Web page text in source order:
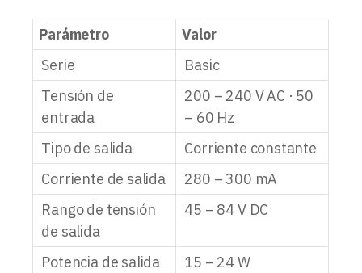
Parámetro
Valor
Serie
Basic
Tensión de
entrada
200 – 240 V AC · 50
– 60 Hz
Tipo de salida
Corriente constante
Corriente de salida
280 – 300 mA
Rango de tensión
de salida
45 – 84 V DC
Potencia de salida
15 – 24 W